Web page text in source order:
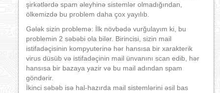
şirkətlərdə spam əleyhinə sistemlər olmadığından,
ölkemizdə bu problem daha çox yayılıb.
Gələk sizin problemə: İlk növbədə vurğulayım ki, bu
problemin 2 səbəbi ola bilər. Birincisi, sizin mail
istifadəçisinin kompyuterinə hər hansısa bir xarakterik
virus düsüb və istifadəçinin mail ünvanını scan edib, hər
hansısa bir bazaya yazir və bu mail adından spam
göndərir.
İkinci səbəb isə hal-hazırda mail sistemlərini əsil bas